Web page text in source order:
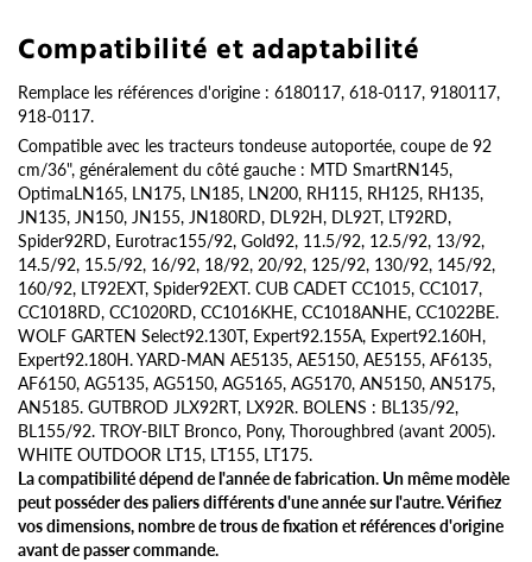
Compatibilité et adaptabilité
Remplace les références d'origine : 6180117, 618-0117, 9180117,
918-0117.
Compatible avec les tracteurs tondeuse autoportée, coupe de 92
cm/36", généralement du côté gauche : MTD SmartRN145,
OptimaLN165, LN175, LN185, LN200, RH115, RH125, RH135,
JN135, JN150, JN155, JN180RD, DL92H, DL92T, LT92RD,
Spider92RD, Eurotrac155/92, Gold92, 11.5/92, 12.5/92, 13/92,
14.5/92, 15.5/92, 16/92, 18/92, 20/92, 125/92, 130/92, 145/92,
160/92, LT92EXT, Spider92EXT. CUB CADET CC1015, CC1017,
CC1018RD, CC1020RD, CC1016KHE, CC1018ANHE, CC1022BE.
WOLF GARTEN Select92.130T, Expert92.155A, Expert92.160H,
Expert92.180H. YARD-MAN AE5135, AE5150, AE5155, AF6135,
AF6150, AG5135, AG5150, AG5165, AG5170, AN5150, AN5175,
AN5185. GUTBROD JLX92RT, LX92R. BOLENS : BL135/92,
BL155/92. TROY-BILT Bronco, Pony, Thoroughbred (avant 2005).
WHITE OUTDOOR LT15, LT155, LT175.
La compatibilité dépend de l'année de fabrication. Un même modèle
peut posséder des paliers différents d'une année sur l'autre. Vérifiez
vos dimensions, nombre de trous de fixation et références d'origine
avant de passer commande.